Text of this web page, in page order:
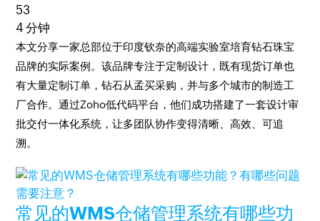
53
4 分钟
本文分享一家总部位于印度钦奈的高端实验室培育钻石珠宝
品牌的实际案例。该品牌专注于定制设计，既有现货订单也
有大量定制订单，钻石从孟买采购，并与多个城市的制造工
厂合作。通过Zoho低代码平台，他们成功搭建了一套设计审
批交付一体化系统，让多团队协作变得清晰、高效、可追
溯。
常见的WMS仓储管理系统有哪些功